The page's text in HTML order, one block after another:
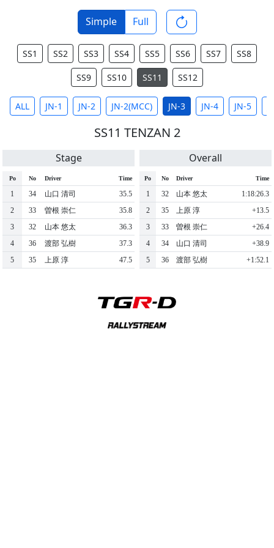
Simple Full
SS1 SS2 SS3 SS4 SS5 SS6 SS7 SS8
SS9 SS10 SS11 SS12
ALL JN-1 JN-2 JN-2(MCC) JN-3 JN-4 JN-5
SS11 TENZAN 2
Stage
Po No Driver Time
1 34 ⼭⼝ 清司
35.5
2
33 曽根 崇仁
35.8
3
32 ⼭本 悠太
36.3
4
36 渡部 弘樹
37.3
5
35 上原 淳 47.5
Overall
Po No Driver Time
1 32 ⼭本 悠太
1:18:26.3
2
35 上原 淳
+13.5
3
33 曽根 崇仁
+26.4
4
34 ⼭⼝ 清司
+38.9
5
36 渡部 弘樹 +1:52.1